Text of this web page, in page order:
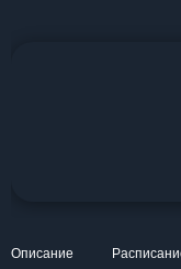
Описание